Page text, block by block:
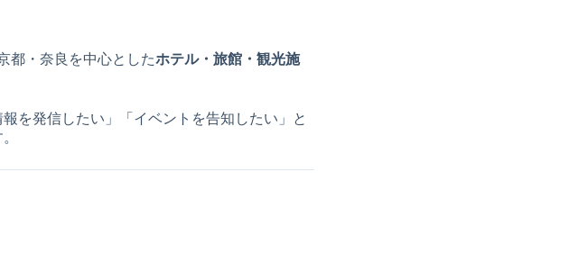
都・奈良を中心としたホテル・旅館・観光施
を発信したい」「イベントを告知したい」と